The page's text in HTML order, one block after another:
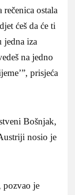
ostala
ćeš da će ti
jedna iza
na jedno
prisjeća
Bošnjak,
nosio je
pozvao je